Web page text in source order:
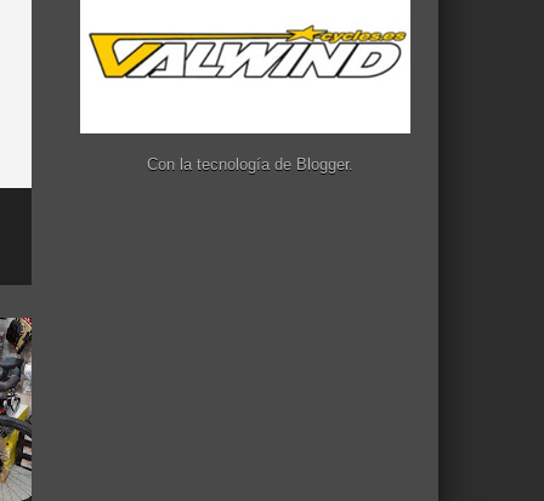
Con la tecnología de Blogger.